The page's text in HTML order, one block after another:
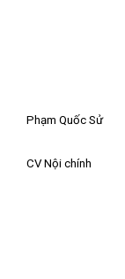
Phạm Quốc Sử
CV Nội chính